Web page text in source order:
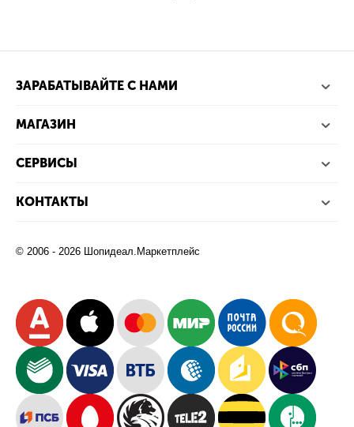
ЗАРАБАТЫВАЙТЕ С НАМИ
МАГАЗИН
СЕРВИСЫ
КОНТАКТЫ
© 2006 - 2026 Шопидеал.Маркетплейс